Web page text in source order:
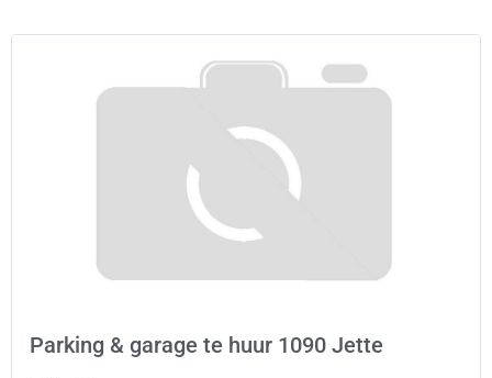
Parking & garage te huur 1090 Jette